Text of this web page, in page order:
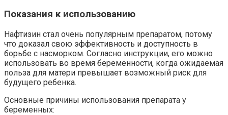
Показания к использованию
Нафтизин стал очень популярным препаратом, потому
что доказал свою эффективность и доступность в
борьбе с насморком. Согласно инструкции, его можно
использовать во время беременности, когда ожидаемая
польза для матери превышает возможный риск для
будущего ребенка.
Основные причины использования препарата у
беременных: